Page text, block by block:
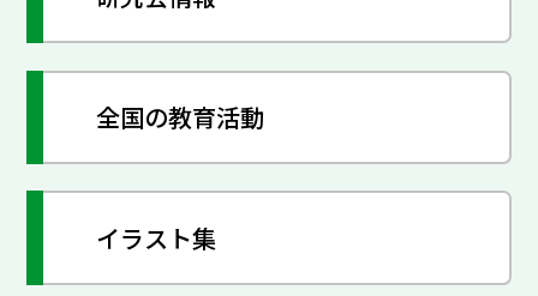
全国の教育活動
イラスト集